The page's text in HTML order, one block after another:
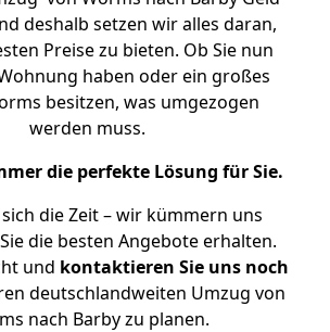
deshalb setzen wir alles daran,
Preise zu bieten. Ob Sie nun
haben oder ein großes
besitzen, was umgezogen
werden muss.
die perfekte Lösung für Sie.
die Zeit – wir kümmern uns
die besten Angebote erhalten.
und kontaktieren Sie uns noch
deutschlandweiten Umzug von
nach Barby zu planen.